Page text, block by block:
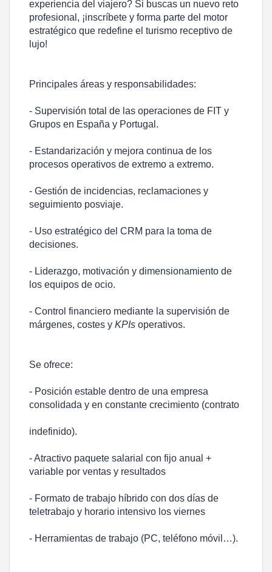
experiencia del viajero? Si buscas un nuevo reto
profesional, ¡inscríbete y forma parte del motor
estratégico que redefine el turismo receptivo de
lujo!
Principales áreas y responsabilidades:
- Supervisión total de las operaciones de FIT y
Grupos en España y Portugal.
- Estandarización y mejora continua de los
procesos operativos de extremo a extremo.
- Gestión de incidencias, reclamaciones y
seguimiento posviaje.
- Uso estratégico del CRM para la toma de
decisiones.
- Liderazgo, motivación y dimensionamiento de
los equipos de ocio.
- Control financiero mediante la supervisión de
márgenes, costes y KPIs operativos.
Se ofrece:
- Posición estable dentro de una empresa
consolidada y en constante crecimiento (contrato
indefinido).
- Atractivo paquete salarial con fijo anual +
variable por ventas y resultados
- Formato de trabajo híbrido con dos días de
teletrabajo y horario intensivo los viernes
- Herramientas de trabajo (PC, teléfono móvil…).